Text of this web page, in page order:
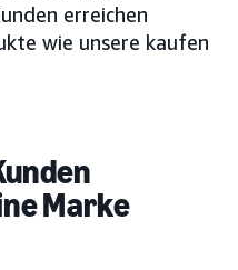
erreichen
wie unsere kaufen
Marke